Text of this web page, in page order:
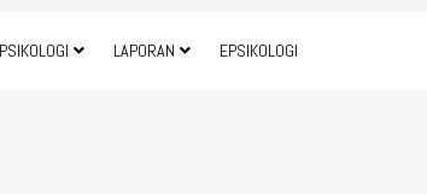
LAPORAN EPSIKOLOGI